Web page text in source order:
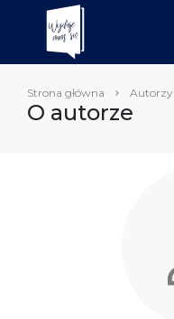
Strona główna Autorzy
O autorze